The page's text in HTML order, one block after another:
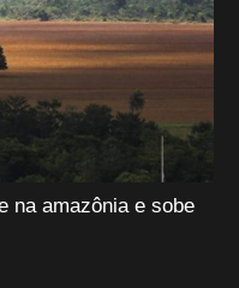
na amazônia e sobe